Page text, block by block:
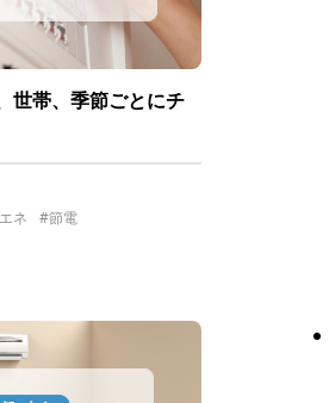
世帯、季節ごとにチ
ネ #節電